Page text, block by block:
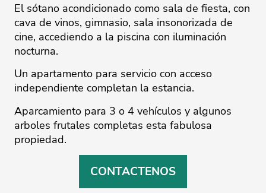
El sótano acondicionado como sala de fiesta, con
cava de vinos, gimnasio, sala insonorizada de
cine, accediendo a ‌la ‌piscina ‌con ‌iluminación
‌nocturna.
Un apartamento para ‌servicio ‌con ‌acceso
‌independiente ‌completan la ‌estancia. ‌
Aparcamiento ‌para ‌3 ‌o 4 vehículos ‌y algunos
arboles ‌frutales ‌completas ‌esta ‌fabulosa
‌propiedad. ‌
CONTACTENOS